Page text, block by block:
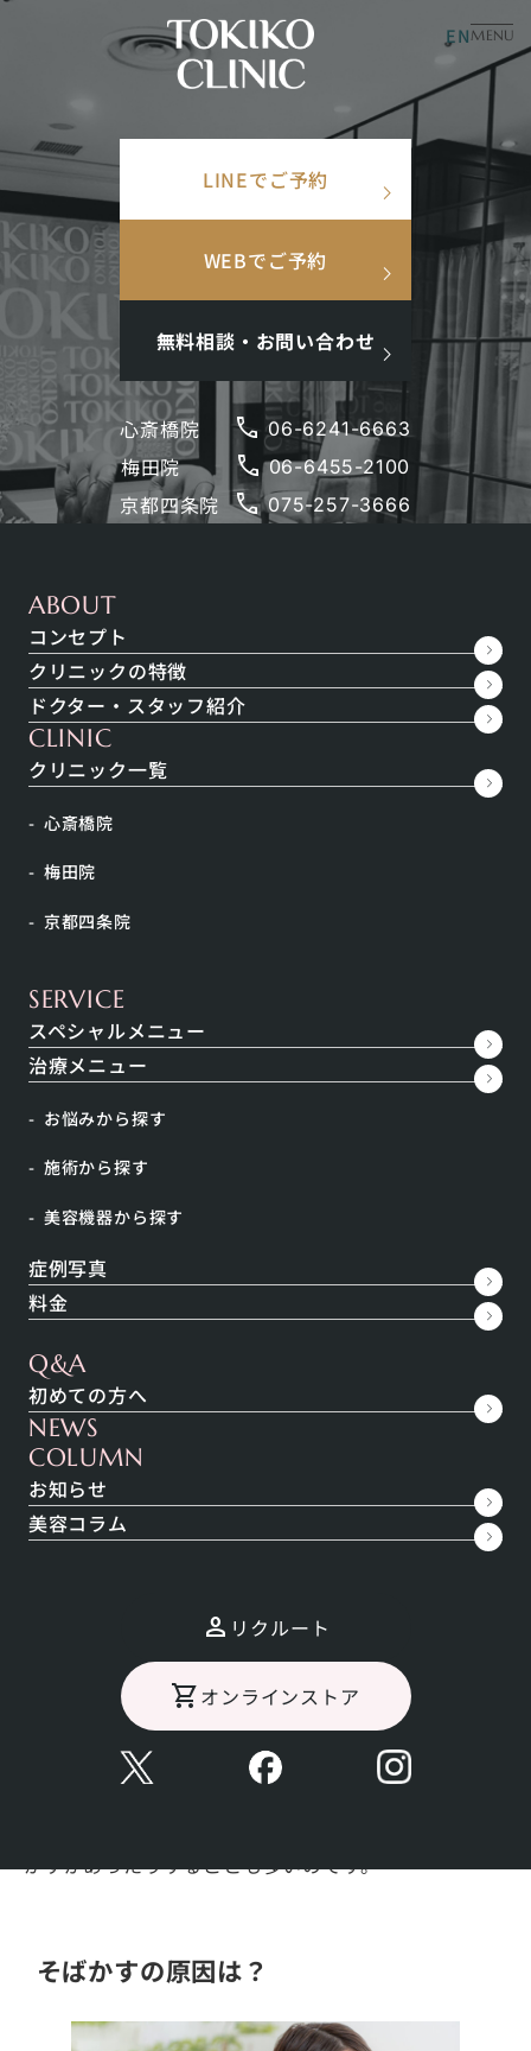
美容皮膚科× 美容内科 ENMENU
LINEでご予約
WEBでご予約
無料相談・お問い合わせ
心斎橋院 phone 06-6241-6663
梅田院 phone 06-6455-2100
京都四条院 phone 075-257-3666
ABOUT
コンセプト
クリニックの特徴
ドクター・スタッフ紹介
CLINIC
クリニック一覧
心斎橋院
梅田院
京都四条院
SERVICE
スペシャルメニュー
治療メニュー
お悩みから探す
施術から探す
美容機器から探す
症例写真
料金
Q&A
初めての方へ
NEWS
COLUMN
お知らせ
美容コラム
リクルート
オンラインストア
検索ワード
索
search
人気ワード
#美肌 #インナーケア#アンチエイジング#点滴
#ホルモン補充 #メンズ肌 #ニキビ跡
閉じる
そばかすを自力で消す方法はある？確実に消すためのおすすめ
そばかすを自力で消す方
法はある？確実に消すた
めのおすすめの治療法を
紹介
2021.04.07 更新日： 2026.03.02 そばかす
長年そばかすで悩んできている人にとって、改善のた
めの手間や治療費は大きな負担になってしまいます。
かといってそのまま放置していては、どんどん自分に
自信が持てなくなってしまいますよね。
今回は、そばかすを自力で消す方法はあるのか、色々
な方法を探っていきます。併せて、確実に消すための
そばかすとは、肌表面に浮き出るシミの一種です。雀
の卵に似ているため「雀卵斑」と呼ばれることもあり
色白で幼少の女の子にできやすく、加齢に伴って薄く
かすがあったりすることも多いのです。
そばかすの原因は？